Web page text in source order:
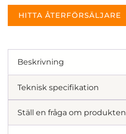
HITTA ÅTERFÖRSÄLJARE
Beskrivning
Teknisk specifikation
Ställ en fråga om produkten